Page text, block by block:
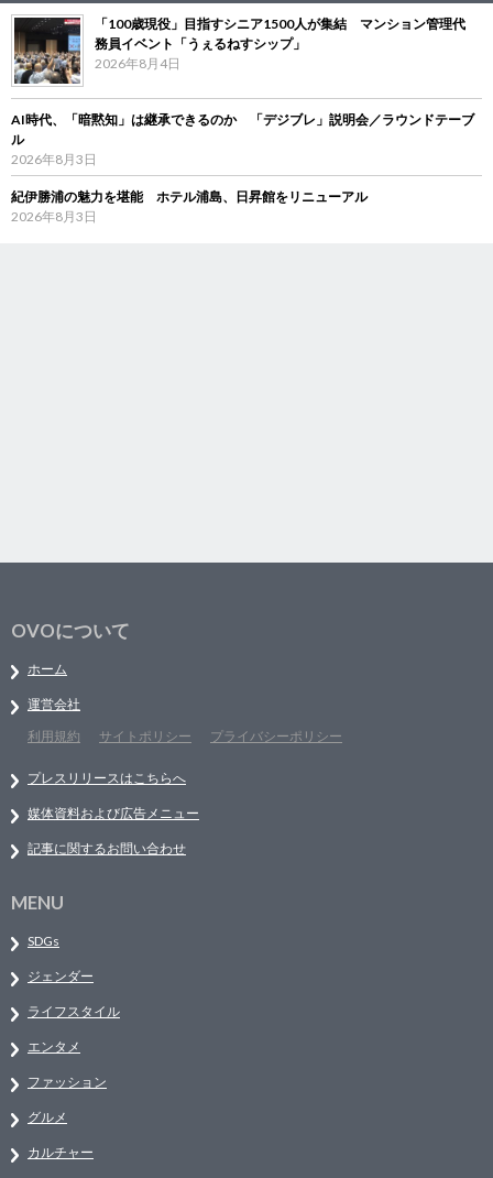
「100歳現役」目指すシニア1500人が集結 マンション管理代
務員イベント「うぇるねすシップ」
2026年8月4日
AI時代、「暗黙知」は継承できるのか 「デジブレ」説明会／ラウンドテーブ
ル
2026年8月3日
紀伊勝浦の魅力を堪能 ホテル浦島、日昇館をリニューアル
2026年8月3日
OVOについて
ホーム
運営会社
利用規約
サイトポリシー プライバシーポリシー
プレスリリースはこちらへ
媒体資料および広告メニュー
記事に関するお問い合わせ
MENU
SDGs
ジェンダー
ライフスタイル
エンタメ
ファッション
グルメ
カルチャー